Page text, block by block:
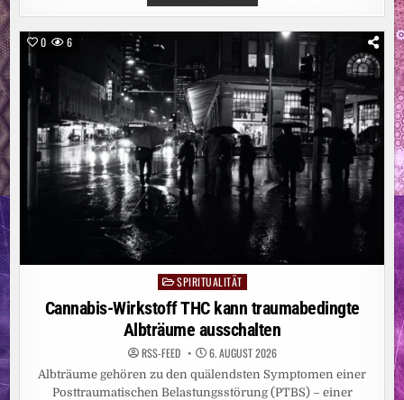
AUS
ROSEN“
HILFT
BEDÜRFTIGEN
RENTNERN:
SCHAUSPIELER
FLORIAN
ODENDAHL
TAUSCHT
FILMSET
GEGEN
LICHTBLICK-
BÜRO
0 6
Posted
in
SPIRITUALITÄT
Cannabis-Wirkstoff THC kann traumabedingte
Albträume ausschalten
RSS-FEED 6. AUGUST 2026
Albträume gehören zu den quälendsten Symptomen einer
Posttraumatischen Belastungsstörung (PTBS) – einer